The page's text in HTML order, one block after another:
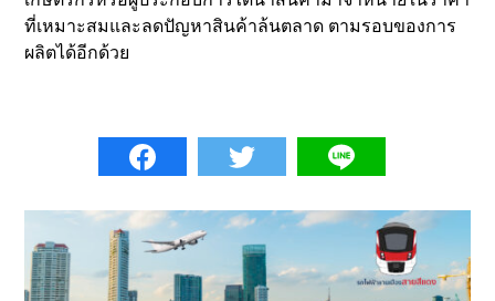
ที่เหมาะสมและลดปัญหาสินค้าล้นตลาด ตามรอบของการ
ผลิตได้อีกด้วย